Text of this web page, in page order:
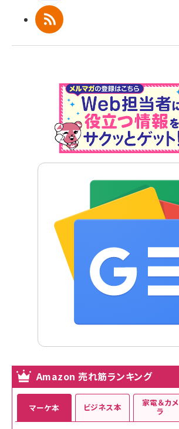
RSS
Amazon 売れ筋ランキング
マーケ本 ビジネス本 家電＆カメ
ラ